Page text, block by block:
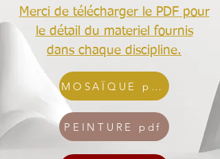
Merci de télécharger le PDF pour
le détail du materiel fournis
dans chaque discipline.
MOSAÏQUE pdf
PEINTURE pdf